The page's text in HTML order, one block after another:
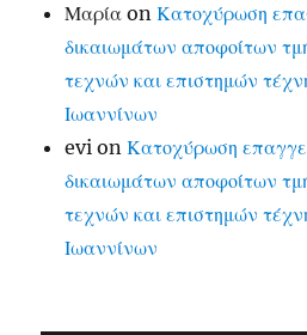
Μαρία onΚατοχύρωση
δικαιωμάτων αποφοίτων
τεχνών και επιστημών
Ιωαννίνων
evi onΚατοχύρωση
δικαιωμάτων αποφοίτων
τεχνών και επιστημών
Ιωαννίνων